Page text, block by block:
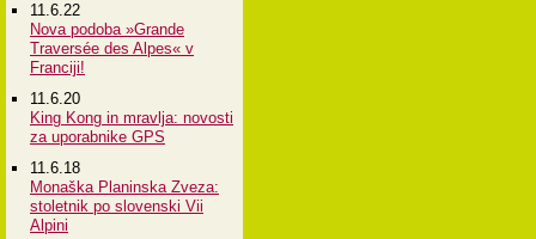
11.6.22
Nova podoba »Grande
Traversée des Alpes« v
Franciji!
11.6.20
King Kong in mravlja: novosti
za uporabnike GPS
11.6.18
Monaška Planinska Zveza:
stoletnik po slovenski Vii
Alpini